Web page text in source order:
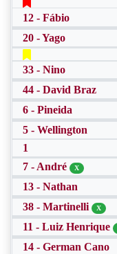
12 - Fábio
20 - Yago
33 - Nino
44 - David Braz
6 - Pineida
5 - Wellington
1
7 - André
X
13 - Nathan
38 - Martinelli
X
11 - Luiz Henrique
14 - German Cano